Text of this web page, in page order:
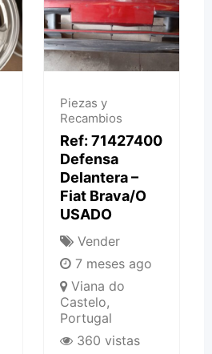
Piezas y
Recambios
Ref: 71427400
Defensa
Delantera –
Fiat Brava/o
USADO
Vender
7 meses ago
Viana do
Castelo,
Portugal
360 vistas